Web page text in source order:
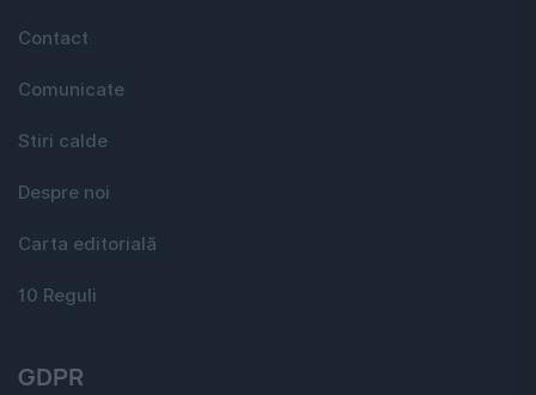
Contact
Comunicate
Stiri calde
Despre noi
Carta editorială
10 Reguli
GDPR